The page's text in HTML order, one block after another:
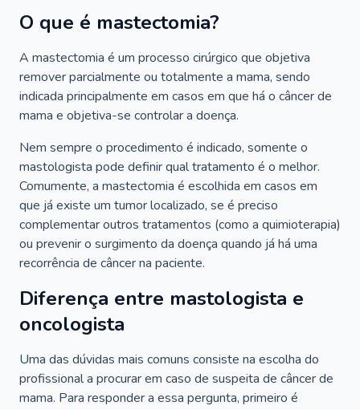
O que é mastectomia?
A mastectomia é um processo cirúrgico que objetiva
remover parcialmente ou totalmente a mama, sendo
indicada principalmente em casos em que há o câncer de
mama e objetiva-se controlar a doença.
Nem sempre o procedimento é indicado, somente o
mastologista pode definir qual tratamento é o melhor.
Comumente, a mastectomia é escolhida em casos em
que já existe um tumor localizado, se é preciso
complementar outros tratamentos (como a quimioterapia)
ou prevenir o surgimento da doença quando já há uma
recorrência de câncer na paciente.
Diferença entre mastologista e
oncologista
Uma das dúvidas mais comuns consiste na escolha do
profissional a procurar em caso de suspeita de câncer de
mama. Para responder a essa pergunta, primeiro é